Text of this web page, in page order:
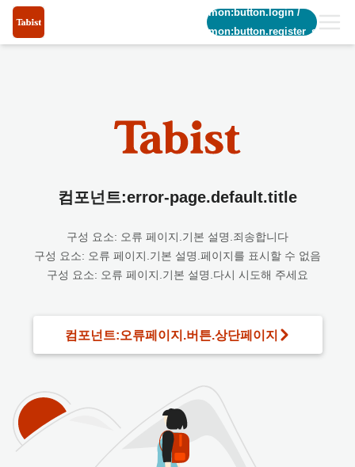
common:button.login/
common:button.register_short
컴포넌트:error-page.default.title
구성 요소: 오류 페이지.기본 설명.죄송합니다
구성 요소: 오류 페이지.기본 설명.페이지를 표시할 수 없음
구성 요소: 오류 페이지.기본 설명.다시 시도해 주세요
컴포넌트:오류페이지.버튼.상단페이지